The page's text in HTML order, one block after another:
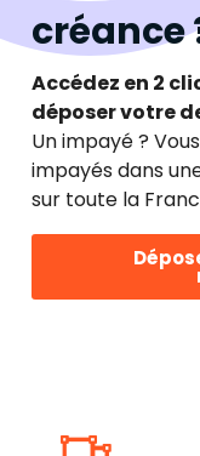
créance
Accédez en 2
déposer votre
Un impayé ?
impayés dans
sur toute la